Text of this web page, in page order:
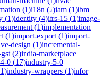
(1)i18n (2)iam (1)ibm
(1)identity (4)ifrs-15 (1)image-
(1)implementation
(1)import-export (1)import-
design (1)incremental-
(2)india-marketplace
0 (17)industry-5-0
1)industry-wrappers (1)infor